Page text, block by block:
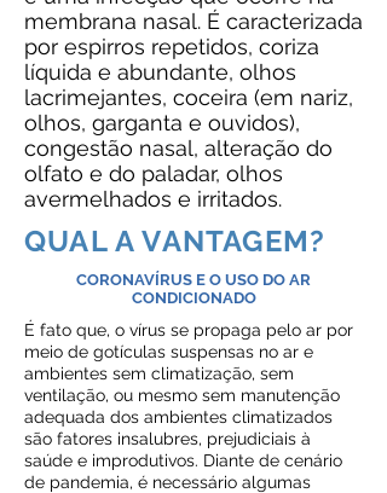
membrana nasal. É caracterizada
por espirros repetidos, coriza
líquida e abundante, olhos
lacrimejantes, coceira (em nariz,
olhos, garganta e ouvidos),
congestão nasal, alteração do
olfato e do paladar, olhos
avermelhados e irritados.
QUAL A VANTAGEM?
CORONAVÍRUS E O USO DO AR
CONDICIONADO
É fato que, o vírus se propaga pelo ar por
meio de gotículas suspensas no ar e
ambientes sem climatização, sem
ventilação, ou mesmo sem manutenção
adequada dos ambientes climatizados
são fatores insalubres, prejudiciais à
saúde e improdutivos. Diante de cenário
de pandemia, é necessário algumas